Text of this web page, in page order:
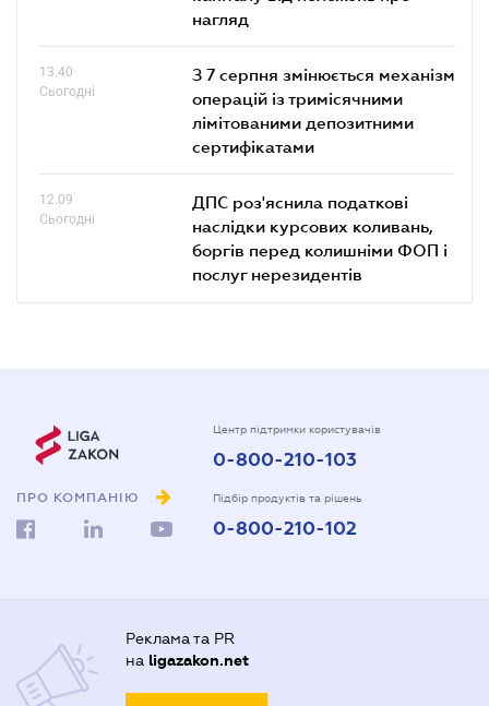
нагляд
13.40
Сьогодні
З 7 серпня змінюється механізм
операцій із тримісячними
лімітованими депозитними
сертифікатами
12.09
Сьогодні
ДПС роз'яснила податкові
наслідки курсових коливань,
боргів перед колишніми ФОП і
послуг нерезидентів
ПРО КОМПАНІЮ
Центр підтримки користувачів
0-800-210-103
Підбір продуктів та рішень
0-800-210-102
Реклама та PR
на ligazakon.net